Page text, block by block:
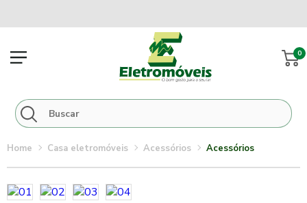
0
casa eletromóveis acessórios acessórios